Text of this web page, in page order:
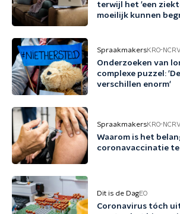
terwijl het 'een
moeilijk kunnen
SpraakmakersKRO-
Onderzoeken van
complexe puzzel:
verschillen enorm'
SpraakmakersKRO-
Waarom is het
coronavaccinatie te
Dit is de DagEO
Coronavirus tóch uit